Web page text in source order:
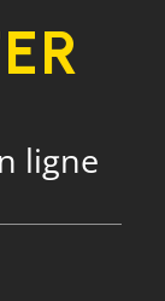
ligne